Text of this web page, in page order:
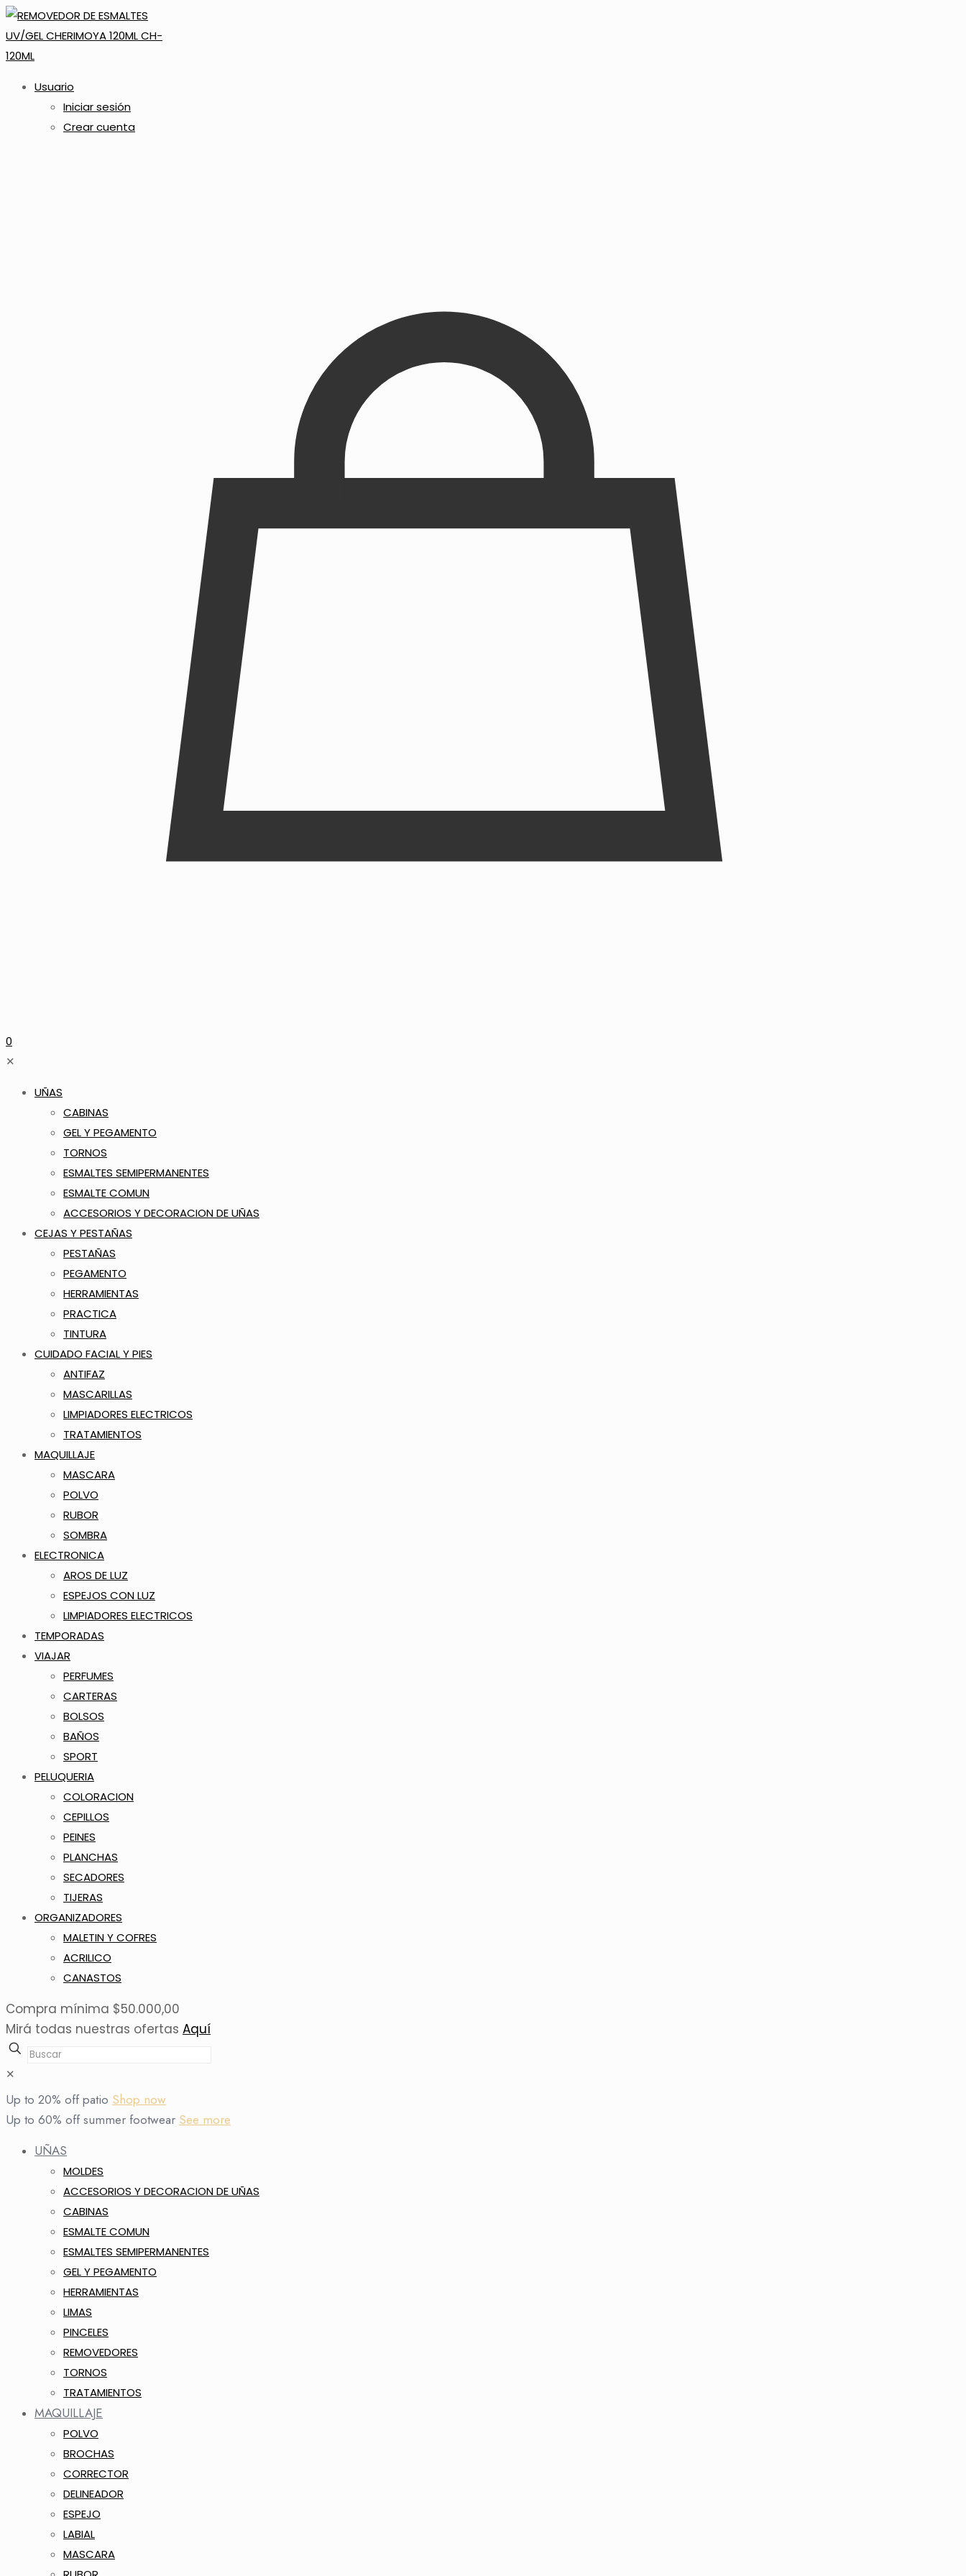
Usuario
Iniciar sesión
Crear cuenta
0
✕
UÑAS
CABINAS
GEL Y PEGAMENTO
TORNOS
ESMALTES SEMIPERMANENTES
ESMALTE COMUN
ACCESORIOS Y DECORACION DE UÑAS
CEJAS Y PESTAÑAS
PESTAÑAS
PEGAMENTO
HERRAMIENTAS
PRACTICA
TINTURA
CUIDADO FACIAL Y PIES
ANTIFAZ
MASCARILLAS
LIMPIADORES ELECTRICOS
TRATAMIENTOS
MAQUILLAJE
MASCARA
POLVO
RUBOR
SOMBRA
ELECTRONICA
AROS DE LUZ
ESPEJOS CON LUZ
LIMPIADORES ELECTRICOS
TEMPORADAS
VIAJAR
PERFUMES
CARTERAS
BOLSOS
BAÑOS
SPORT
PELUQUERIA
COLORACION
CEPILLOS
PEINES
PLANCHAS
SECADORES
TIJERAS
ORGANIZADORES
MALETIN Y COFRES
ACRILICO
CANASTOS
Compra mínima $50.000,00
Mirá todas nuestras ofertas Aquí
✕
Up to 20% off patio Shop now
Up to 60% off summer footwear See more
UÑAS
MOLDES
ACCESORIOS Y DECORACION DE UÑAS
CABINAS
ESMALTE COMUN
ESMALTES SEMIPERMANENTES
GEL Y PEGAMENTO
HERRAMIENTAS
LIMAS
PINCELES
REMOVEDORES
TORNOS
TRATAMIENTOS
MAQUILLAJE
POLVO
BROCHAS
CORRECTOR
DELINEADOR
ESPEJO
LABIAL
MASCARA